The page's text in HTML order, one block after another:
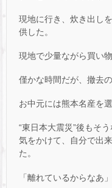
現地に行き、炊き出し
供した。
現地で少量ながら買い物
僅かな時間だが、撤去
お中元には熊本名産を
“東日本大震災”後もそ
気をかけて、自分で出
た。
「離れているからなあ」